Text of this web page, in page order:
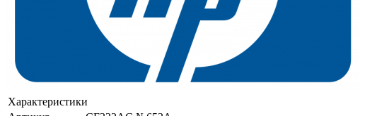
Характеристики